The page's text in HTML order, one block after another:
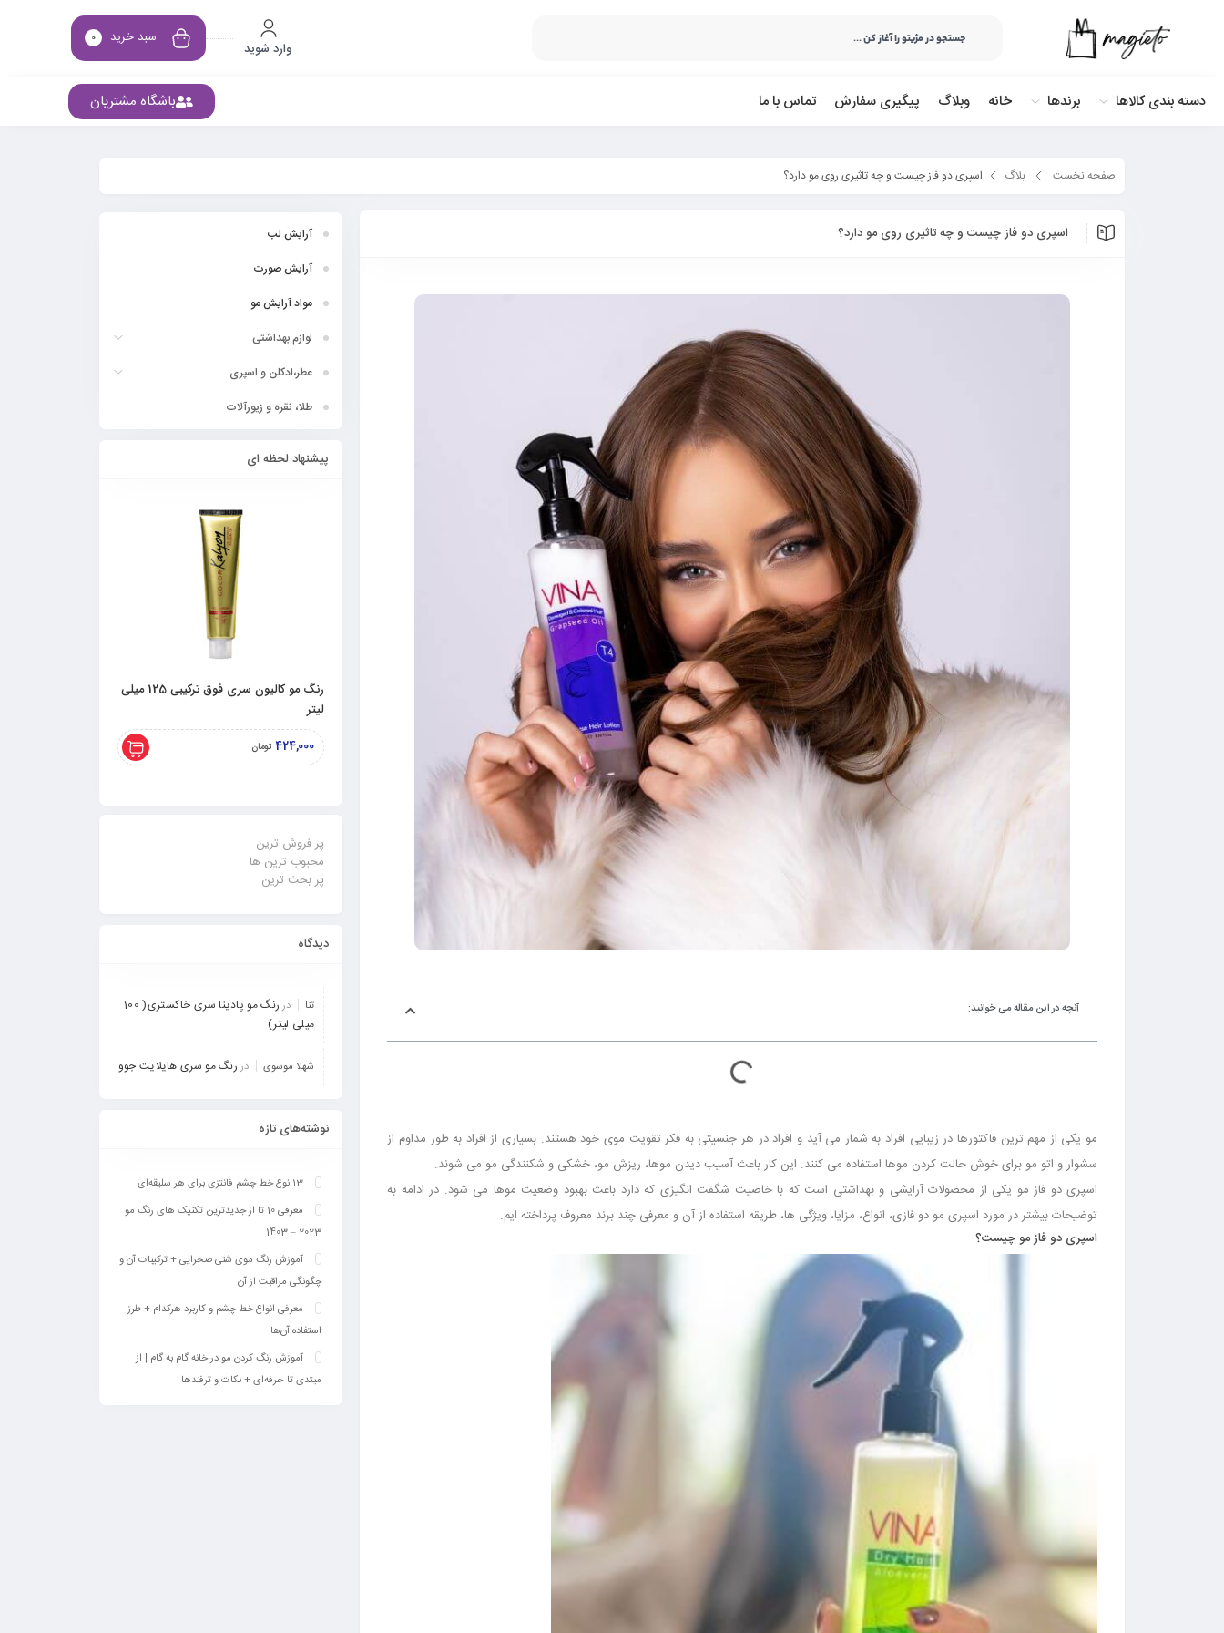
وارد شوید
سبد خرید 0
دسته بندی کالاها برندها خانه وبلاگ پیگیری سفارش تماس با ما باشگاه مشتریان
صفحه نخست بلاگ اسپری دو فاز چیست و چه تاثیری روی مو دارد؟
اسپری دو فاز چیست و چه تاثیری روی مو دارد؟
آنچه در این مقاله می خوانید:
مو یکی از مهم ترین فاکتورها در زیبایی افراد به شمار می آید و افراد در هر جنسیتی به فکر تقویت موی خود هستند. بسیاری از افراد به طور مداوم از
سشوار و اتو مو برای خوش حالت کردن موها استفاده می کنند. این کار باعث آسیب دیدن موها، ریزش مو، خشکی و شکنندگی مو می شوند.
اسپری دو فاز مو یکی از محصولات آرایشی و بهداشتی است که با خاصیت شگفت انگیزی که دارد باعث بهبود وضعیت موها می شود. در ادامه به
توضیحات بیشتر در مورد اسپری مو دو فازی، انواع، مزایا، ویژگی ها، طریقه استفاده از آن و معرفی چند برند معروف پرداخته ایم.
اسپری دو فاز مو چیست؟
آرایش لب
آرایش صورت
مواد آرایش مو
لوازم بهداشتی
عطر،ادکلن و اسپری
طلا، نقره و زیورآلات
پیشنهاد لحظه ای
رنگ مو کالیون سری فوق ترکیبی 125 میلی
لیتر
424,000 تومان
پر فروش ترین
محبوب ترین ها
پر بحث ترین
دیدگاه
ثنا در
رنگ مو پادینا سری خاکستری( 100
میلی لیتر)
شهلا موسوی دررنگ مو سری هایلایت جوو
نوشته‌های تازه
13 نوع خط چشم فانتزی برای هر سلیقه‌ای
معرفی 10 تا از جدیدترین تکنیک‎ های رنگ مو
2023 – 1403
آموزش رنگ موی شنی صحرایی + ترکیبات آن و
چگونگی مراقبت از آن
معرفی انواع خط چشم و کاربرد هرکدام + طرز
استفاده آن‌ها
آموزش رنگ کردن مو در خانه گام به گام | از
مبتدی تا حرفه‌ای + نکات و ترفندها